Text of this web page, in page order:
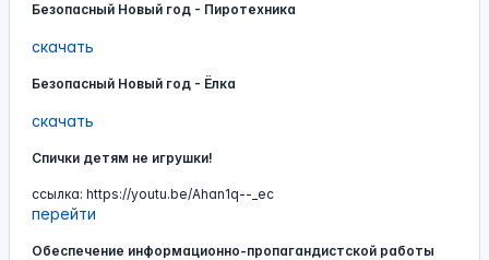
Безопасный Новый год - Пиротехника
скачать
Безопасный Новый год - Ёлка
скачать
Спички детям не игрушки!
ссылка: https://youtu.be/Ahan1q--_ec
перейти
Обеспечение информационно-пропагандистской работы